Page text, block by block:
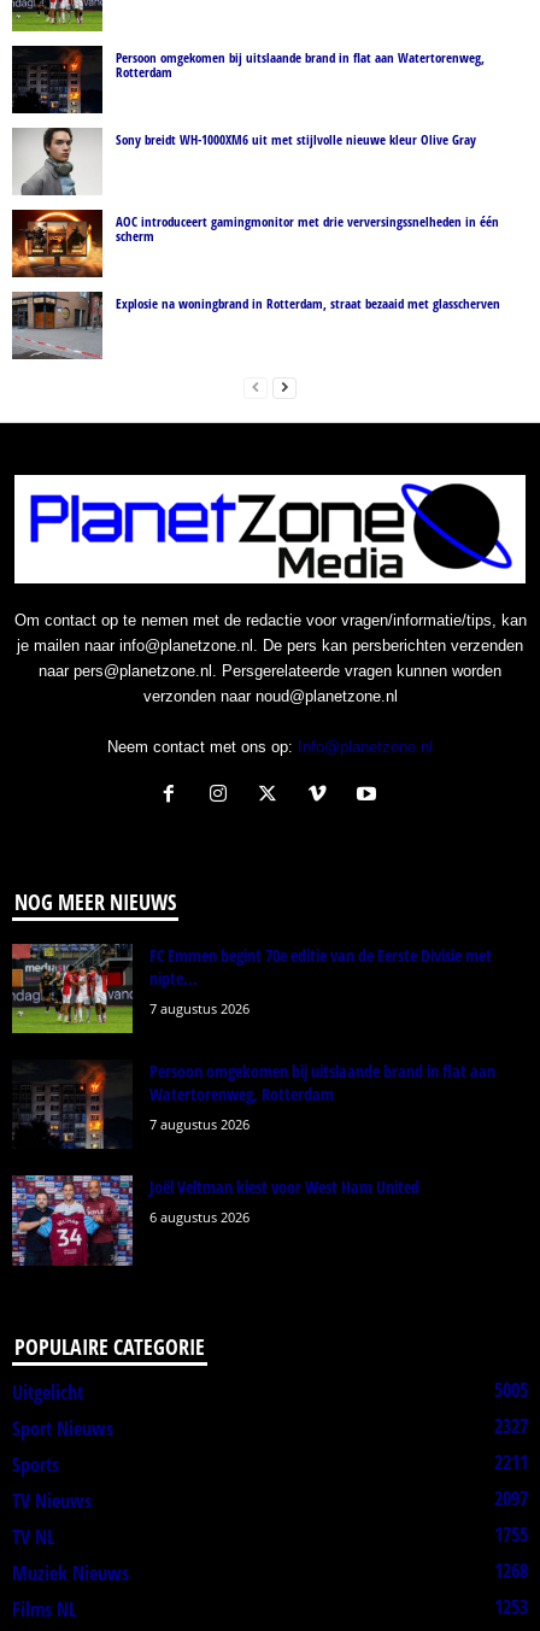
Persoon omgekomen bij uitslaande brand in flat aan Watertorenweg,
Rotterdam
Sony breidt WH-1000XM6 uit met stijlvolle nieuwe kleur Olive Gray
AOC introduceert gamingmonitor met drie verversingssnelheden in één
scherm
Explosie na woningbrand in Rotterdam, straat bezaaid met glasscherven
Om contact op te nemen met de redactie voor vragen/informatie/tips, kan
je mailen naar info@planetzone.nl. De pers kan persberichten verzenden
naar pers@planetzone.nl. Persgerelateerde vragen kunnen worden
verzonden naar noud@planetzone.nl
Neem contact met ons op: Info@planetzone.nl
NOG MEER NIEUWS
FC Emmen begint 70e editie van de Eerste Divisie met
nipte...
7 augustus 2026
Persoon omgekomen bij uitslaande brand in flat aan
Watertorenweg, Rotterdam
7 augustus 2026
Joël Veltman kiest voor West Ham United
6 augustus 2026
POPULAIRE CATEGORIE
Uitgelicht
5005
Sport Nieuws
2327
Sports
2211
TV Nieuws
2097
TV NL
1755
Muziek Nieuws
1268
Films NL
1253